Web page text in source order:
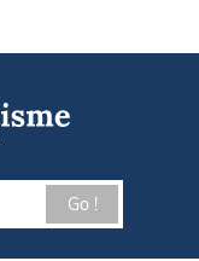
Go !